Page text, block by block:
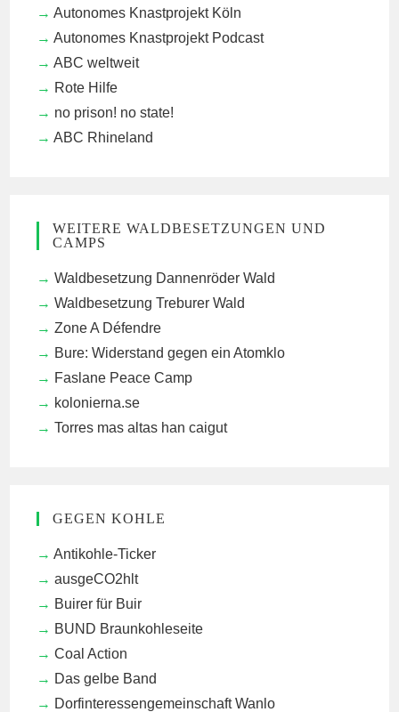
Autonomes Knastprojekt Köln
Autonomes Knastprojekt Podcast
ABC weltweit
Rote Hilfe
no prison! no state!
ABC Rhineland
WEITERE WALDBESETZUNGEN UND
CAMPS
Waldbesetzung Dannenröder Wald
Waldbesetzung Treburer Wald
Zone A Défendre
Bure: Widerstand gegen ein Atomklo
Faslane Peace Camp
kolonierna.se
Torres mas altas han caigut
GEGEN KOHLE
Antikohle-Ticker
ausgeCO2hlt
Buirer für Buir
BUND Braunkohleseite
Coal Action
Das gelbe Band
Dorfinteressengemeinschaft Wanlo